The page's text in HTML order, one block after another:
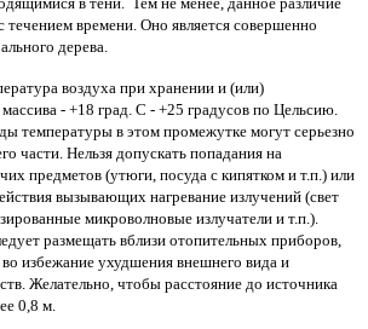
течением времени. Оно является совершенно
дерева.
воздуха при хранении и (или)
- +18 град. С - +25 градусов по Цельсию.
температуры в этом промежутке могут серьезно
части. Нельзя допускать попадания на
предметов (утюги, посуда с кипятком и т.п.) или
вызывающих нагревание излучений (свет
микроволновые излучатели и т.п.).
размещать вблизи отопительных приборов,
избежание ухудшения внешнего вида и
Желательно, чтобы расстояние до источника
0,8 м.